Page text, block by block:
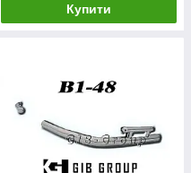
Купити